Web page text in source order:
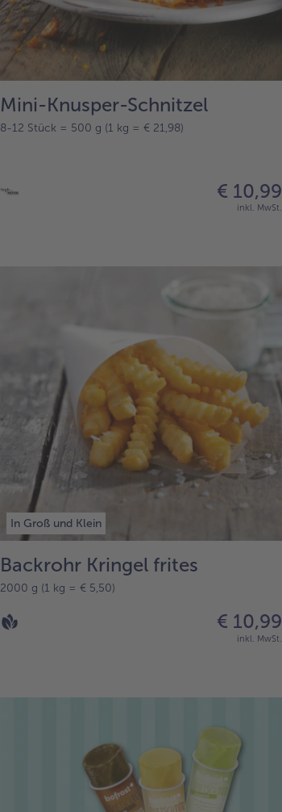
Mini-Knusper-Schnitzel
8-12 Stück = 500 g (1 kg = € 21,98)
€ 10,99
inkl. MwSt.
In Groß und Klein
Backrohr Kringel frites
2000 g (1 kg = € 5,50)
€ 10,99
inkl. MwSt.